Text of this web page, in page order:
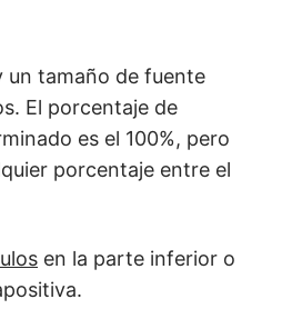
un tamaño de fuente
El porcentaje de
es el 100%, pero
porcentaje entre el
en la parte inferior o